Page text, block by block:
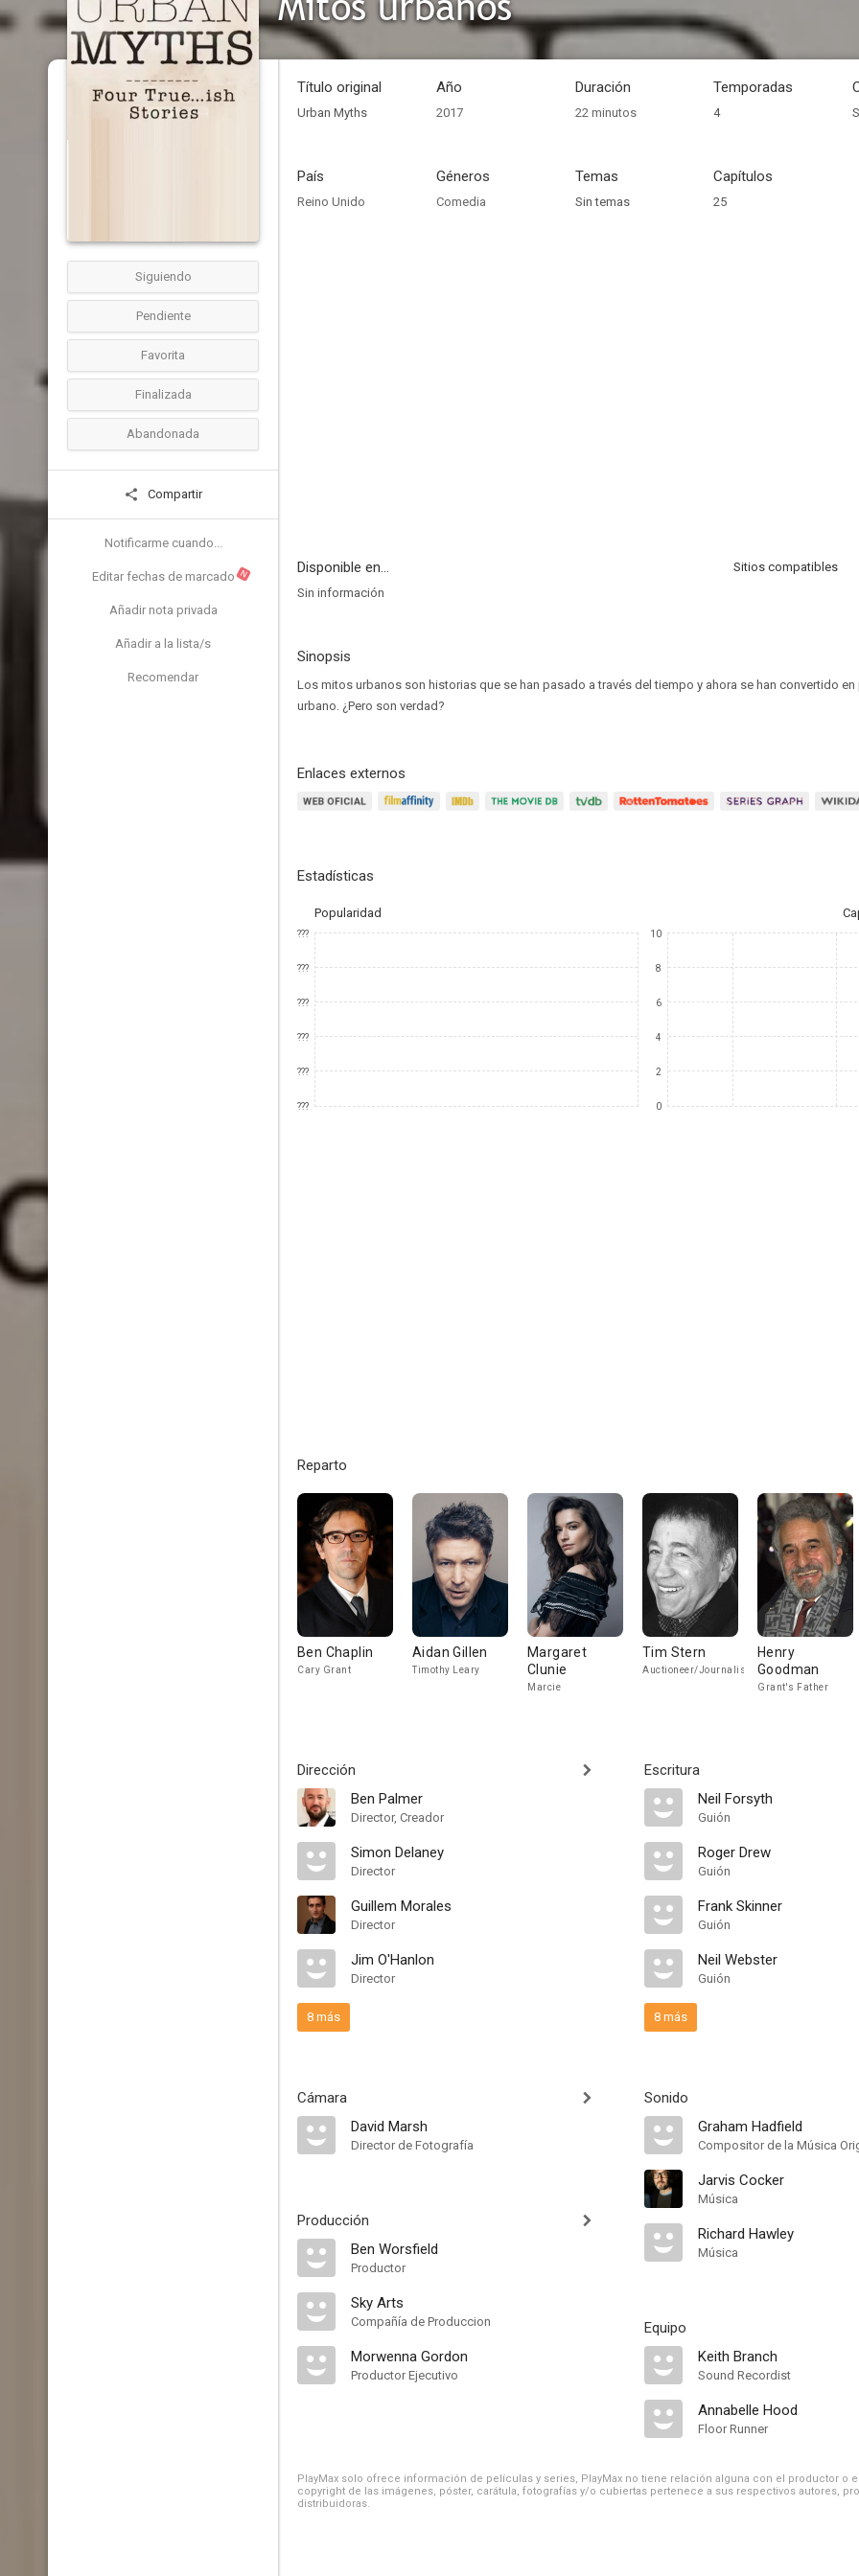
Siguiendo
Pendiente
Favorita
Finalizada
Abandonada
Compartir
Notificarme cuando...
Editar fechas de marcado N
Añadir nota privada
Añadir a la lista/s
Recomendar
Título original
Urban Myths
Año
2017
Duración
22 minutos
Temporadas
4
País
Reino Unido
Géneros
Comedia
Temas
Sin temas
Capítulos
25
Disponible en...
Sitios compatibles
Sin información
Sinopsis
Los mitos urbanos son historias que se han pasado a través del tiempo y ahora se han convertido
urbano. ¿Pero son verdad?
Enlaces externos
Estadísticas
Popularidad
???
???
???
???
???
???
10
8
6
4
2
0
Reparto
Ben Chaplin
Cary Grant
Aidan Gillen
Timothy Leary
Margaret
Clunie
Marcie
Tim Stern
Auctioneer/Journalist
Henry
Goodman
Grant's Father
Dirección
Ben Palmer
Director, Creador
Simon Delaney
Director
Guillem Morales
Director
Jim O'Hanlon
Director
8 más
Cámara
David Marsh
Director de Fotografía
Producción
Ben Worsfield
Productor
Sky Arts
Compañía de Produccion
Morwenna Gordon
Productor Ejecutivo
Escritura
Neil Forsyth
Guión
Roger Drew
Guión
Frank Skinner
Guión
Neil Webster
Guión
8 más
Sonido
Graham Hadfield
Compositor de la Música
Jarvis Cocker
Música
Richard Hawley
Música
Equipo
Keith Branch
Sound Recordist
Annabelle Hood
Floor Runner
PlayMax solo ofrece información de películas y series, PlayMax no tiene relación alguna con el productor o
copyright de las imágenes, póster, carátula, fotografías y/o cubiertas pertenece a sus respectivos autores,
distribuidoras.